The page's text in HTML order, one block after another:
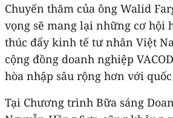
Chuyến thăm của ông Walid
vọng sẽ mang lại những cơ hội
thúc đẩy kinh tế tư nhân Việt
cộng đồng doanh nghiệp
hòa nhập sâu rộng hơn với
Tại Chương trình Bữa sáng